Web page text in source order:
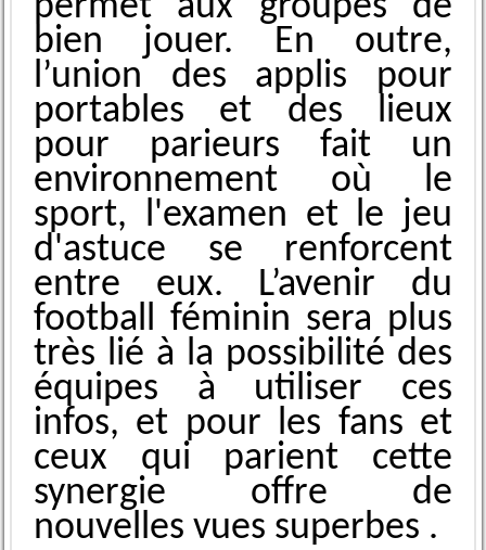
permet a͏ux groupes de
bien j͏ouer͏. En outre,
l’union des applis pour
portabl͏es͏ et des lieux
pour parieurs fait un
environnemen͏t où le
sport, l'examen et le jeu͏
d'astuce se ͏renforce͏nt͏
ent͏re eux. ͏L’͏av͏enir du
football féminin sera plus
très lié à la pos͏sibilité des
équi͏pes ͏à ͏utiliser ces
infos, et pour les fans et
ce͏ux qui parient ͏cette
synergie offr͏e ͏de
nouv͏elles v͏ues superbes͏ .